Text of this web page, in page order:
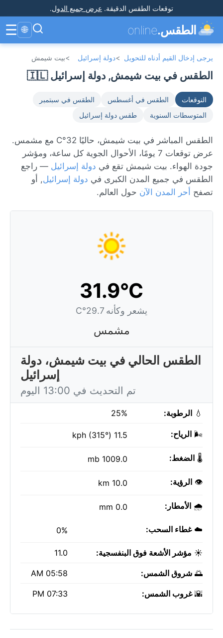
توقعات الطقس الدقيقة. عرض جميع الدول.
الطقس.online
🌐
☰
يرجى إدخال القيم أدناه للتحويل >دولة إسرائيل >بيت شيمش
الطقس في بيت شيمش, دولة إسرائيل 🇮🇱
التوقعات الطقس في أغسطس
الطقس في سبتمبر
المتوسطات السنوية
طقس دولة إسرائيل
الطقس المباشر في بيت شيمش، حاليًا 32°C مع مشمس.
عرض توقعات 7 يومًا، الأحوال الجوية كل ساعة، ومؤشر
جودة الهواء. بيت شيمش تقع في دولة إسرائيل — راجع
الطقس في جميع المدن الكبرى في دولة إسرائيل, أو
تصفح أحر المدن الآن حول العالم.
31.9°C
يشعر وكأنه 29.7°C
مشمس
الطقس الحالي في بيت شيمش، دولة
إسرائيل
تم التحديث في 13:00 اليوم
💧 الرطوبة: 25%
🌬️ الرياح: 11.5 kph (315°)
🌡️ الضغط: 1009.0 mb
👁️ الرؤية: 10.0 km
🌧️ الأمطار: 0.0 mm
☁️غطاء السحب: 0%
☀️ مؤشر الأشعة فوق البنفسجية: 11.0
🌅 شروق الشمس: 05:58 AM
🌇غروب الشمس: 07:33 PM